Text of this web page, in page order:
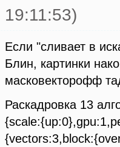
19:11:53)
Если "сливает в
Блин, картинки
масковекторофф
Раскадровка 13